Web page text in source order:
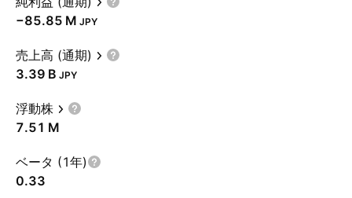
‪−85.85 M‬ JPY
売上高 (通期)
‪3.39 B‬ JPY
浮動株
‪7.51 M‬
ベータ (1年)
0.33